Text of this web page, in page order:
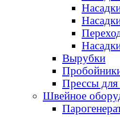
Вырубки
Прессы
Швейное